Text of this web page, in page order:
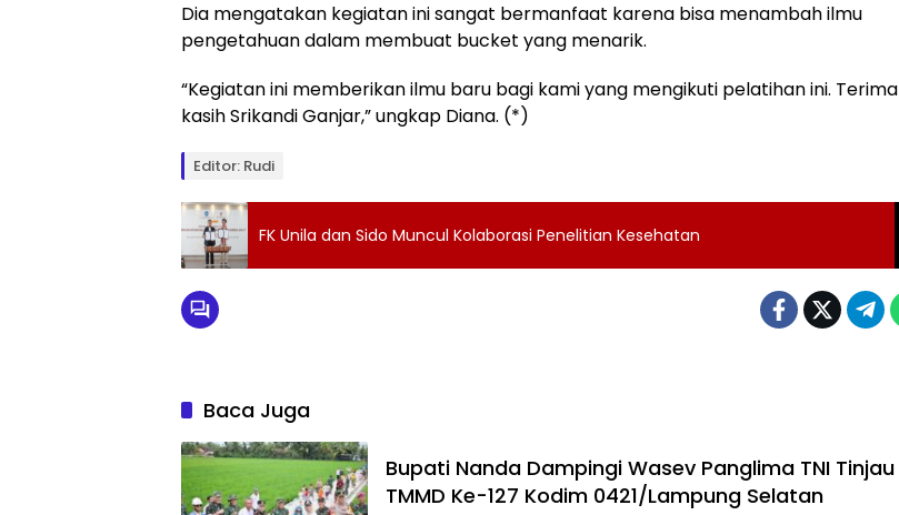
Dia mengatakan kegiatan ini sangat bermanfaat karena bisa menambah ilmu
pengetahuan dalam membuat bucket yang menarik.
“Kegiatan ini memberikan ilmu baru bagi kami yang mengikuti pelatihan ini. Terima
kasih Srikandi Ganjar,” ungkap Diana. (*)
Editor: Rudi
FK Unila dan Sido Muncul Kolaborasi Penelitian Kesehatan
Baca Juga
Bupati Nanda Dampingi Wasev Panglima TNI Tinjau
TMMD Ke-127 Kodim 0421/Lampung Selatan